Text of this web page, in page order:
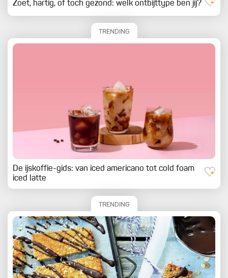
Zoet, hartig, of toch gezond: welk ontbijttype ben jij?
TRENDING
De ijskoffie-gids: van iced americano tot cold foam
iced latte
TRENDING